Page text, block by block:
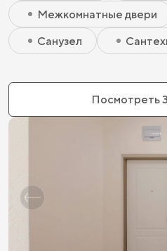
Межкомнатные двери
Санузел
Посмотреть